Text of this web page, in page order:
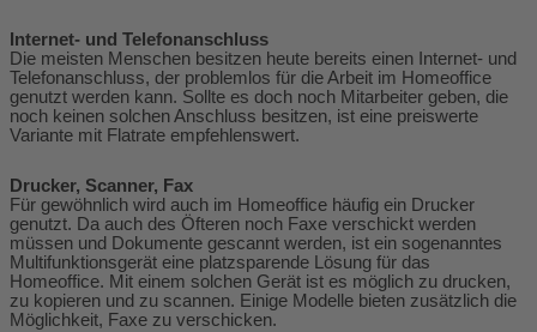
Internet- und Telefonanschluss
Die meisten Menschen besitzen heute bereits einen Internet- und
Telefonanschluss, der problemlos für die Arbeit im Homeoffice
genutzt werden kann. Sollte es doch noch Mitarbeiter geben, die
noch keinen solchen Anschluss besitzen, ist eine preiswerte
Variante mit Flatrate empfehlenswert.
Drucker, Scanner, Fax
Für gewöhnlich wird auch im Homeoffice häufig ein Drucker
genutzt. Da auch des Öfteren noch Faxe verschickt werden
müssen und Dokumente gescannt werden, ist ein sogenanntes
Multifunktionsgerät eine platzsparende Lösung für das
Homeoffice. Mit einem solchen Gerät ist es möglich zu drucken,
zu kopieren und zu scannen. Einige Modelle bieten zusätzlich die
Möglichkeit, Faxe zu verschicken.